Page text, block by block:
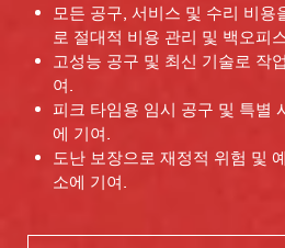
모든 공구, 서비스 및 수리 비용
로 절대적 비용 관리 및 백오피
고성능 공구 및 최신 기술로 작
여.
피크 타임용 임시 공구 및 특별
에 기여.
도난 보장으로 재정적 위험 및
소에 기여.